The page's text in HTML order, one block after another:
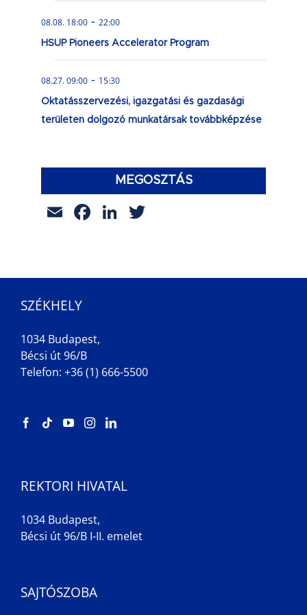
08.08. 18:00 - 22:00
HSUP Pioneers Accelerator Program
08.27. 09:00 - 15:30
Oktatásszervezési, igazgatási és gazdasági
területen dolgozó munkatársak továbbképzése
MEGOSZTÁS
EmailFacebook
LinkedIn
SZÉKHELY
1034 Budapest,
Bécsi út 96/B
Telefon: +36 (1) 666-5500
REKTORI HIVATAL
1034 Budapest,
Bécsi út 96/B I-II. emelet
SAJTÓSZOBA